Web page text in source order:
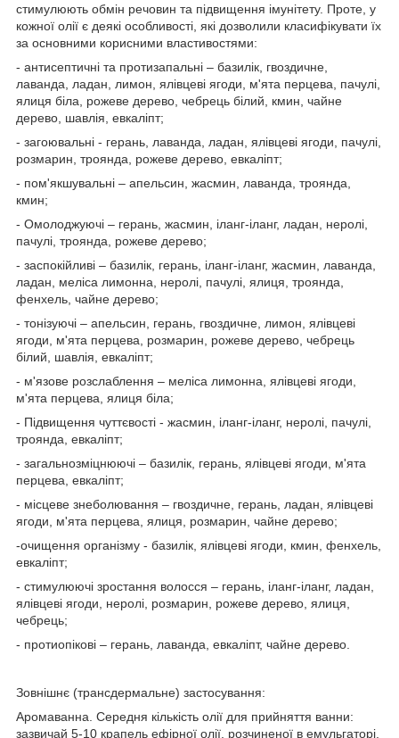
стимулюють обмін речовин та підвищення імунітету. Проте, у
кожної олії є деякі особливості, які дозволили класифікувати їх
за основними корисними властивостями:
- антисептичні та протизапальні – базилік, гвоздичне,
лаванда, ладан, лимон, ялівцеві ягоди, м'ята перцева, пачулі,
ялиця біла, рожеве дерево, чебрець білий, кмин, чайне
дерево, шавлія, евкаліпт;
- загоювальні - герань, лаванда, ладан, ялівцеві ягоди, пачулі,
розмарин, троянда, рожеве дерево, евкаліпт;
- пом'якшувальні – апельсин, жасмин, лаванда, троянда,
кмин;
- Омолоджуючі – герань, жасмин, іланг-іланг, ладан, неролі,
пачулі, троянда, рожеве дерево;
- заспокійливі – базилік, герань, іланг-іланг, жасмин, лаванда,
ладан, меліса лимонна, неролі, пачулі, ялиця, троянда,
фенхель, чайне дерево;
- тонізуючі – апельсин, герань, гвоздичне, лимон, ялівцеві
ягоди, м'ята перцева, розмарин, рожеве дерево, чебрець
білий, шавлія, евкаліпт;
- м'язове розслаблення – меліса лимонна, ялівцеві ягоди,
м'ята перцева, ялиця біла;
- Підвищення чуттєвості - жасмин, іланг-іланг, неролі, пачулі,
троянда, евкаліпт;
- загальнозміцнюючі – базилік, герань, ялівцеві ягоди, м'ята
перцева, евкаліпт;
- місцеве знеболювання – гвоздичне, герань, ладан, ялівцеві
ягоди, м'ята перцева, ялиця, розмарин, чайне дерево;
-очищення організму - базилік, ялівцеві ягоди, кмин, фенхель,
евкаліпт;
- стимулюючі зростання волосся – герань, іланг-іланг, ладан,
ялівцеві ягоди, неролі, розмарин, рожеве дерево, ялиця,
чебрець;
- протиопікові – герань, лаванда, евкаліпт, чайне дерево.
Зовнішнє (трансдермальне) застосування:
Аромаванна. Середня кількість олії для прийняття ванни:
зазвичай 5-10 крапель ефірної олії, розчиненої в емульгаторі,